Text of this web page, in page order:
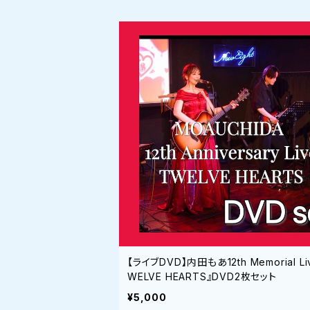
【ライブDVD】内田もあ12th Memorial
WELVE HEARTS』DVD2枚セット
¥5,000